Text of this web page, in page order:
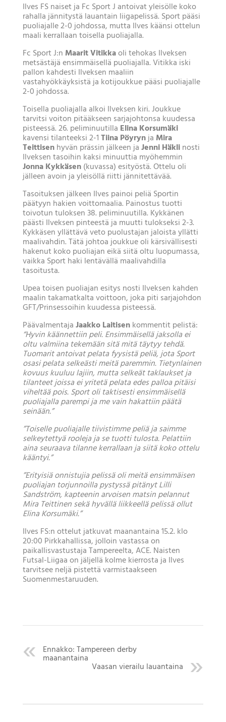
Ilves FS naiset ja Fc Sport J antoivat yleisölle koko
rahalla jännitystä lauantain liigapelissä. Sport pääsi
puoliajalle 2-0 johdossa, mutta Ilves käänsi ottelun
maali kerrallaan toisella puoliajalla.
Fc Sport J:n Maarit Vitikkaoli tehokas Ilveksen
metsästäjä ensimmäisellä puoliajalla. Vitikka iski
pallon kahdesti Ilveksen maaliin
vastahyökkäyksistä ja kotijoukkue pääsi puoliajalle
2-0 johdossa.
Toisella puoliajalla alkoi Ilveksen kiri. Joukkue
tarvitsi voiton pitääkseen sarjajohtonsa kuudessa
pisteessä. 26. peliminuutilla Elina Korsumäki
kavensi tilanteeksi 2-1Tiina Pöyrynja Mira
Teittisenhyvän prässin jälkeen jaJenni Häklinosti
Ilveksen tasoihin kaksi minuuttia myöhemmin
Jonna Kykkäsen(kuvassa) esityöstä. Ottelu oli
jälleen avoin ja yleisöllä riitti jännitettävää.
Tasoituksen jälkeen Ilves painoi peliä Sportin
päätyyn hakien voittomaalia. Painostus tuotti
toivotun tuloksen 38. peliminuutilla. Kykkänen
päästi Ilveksen pinteestä ja muutti tulokseksi 2-3.
Kykkäsen yllättävä veto puolustajan jaloista yllätti
maalivahdin. Tätä johtoa joukkue oli kärsivällisesti
hakenut koko puoliajan eikä siitä oltu luopumassa,
vaikka Sport haki lentävällä maalivahdilla
tasoitusta.
Upea toisen puoliajan esitys nosti Ilveksen kahden
maalin takamatkalta voittoon, joka piti sarjajohdon
GFT/Prinsessoihin kuudessa pisteessä.
PäävalmentajaJaakko Laitisenkommentit pelistä:
“Hyvin käännettiin peli. Ensimmäisellä jaksolla ei
oltu valmiina tekemään sitä mitä täytyy tehdä.
Tuomarit antoivat pelata fyysistä peliä, jota Sport
osasi pelata selkeästi meitä paremmin. Tietynlainen
kovuus kuuluu lajiin, mutta selkeät taklaukset ja
tilanteet joissa ei yritetä pelata edes palloa pitäisi
viheltää pois. Sport oli taktisesti ensimmäisellä
puoliajalla parempi ja me vain hakattiin päätä
seinään.”
”Toiselle puoliajalle tiivistimme peliä ja saimme
selkeytettyä rooleja ja se tuotti tulosta. Pelattiin
aina seuraava tilanne kerrallaan ja siitä koko ottelu
kääntyi.”
”Erityisiä onnistujia pelissä oli meitä ensimmäisen
puoliajan torjunnoilla pystyssä pitänyt Lilli
Sandström, kapteenin arvoisen matsin pelannut
Mira Teittinen sekä hyvällä liikkeellä pelissä ollut
Elina Korsumäki.”
Ilves FS:n ottelut jatkuvat maanantaina 15.2. klo
20:00 Pirkkahallissa, jolloin vastassa on
paikallisvastustaja Tampereelta, ACE. Naisten
Futsal-Liigaa on jäljellä kolme kierrosta ja Ilves
tarvitsee neljä pistettä varmistaakseen
Suomenmestaruuden.
Ennakko: Tampereen derby
maanantaina
Vaasan vierailu lauantaina